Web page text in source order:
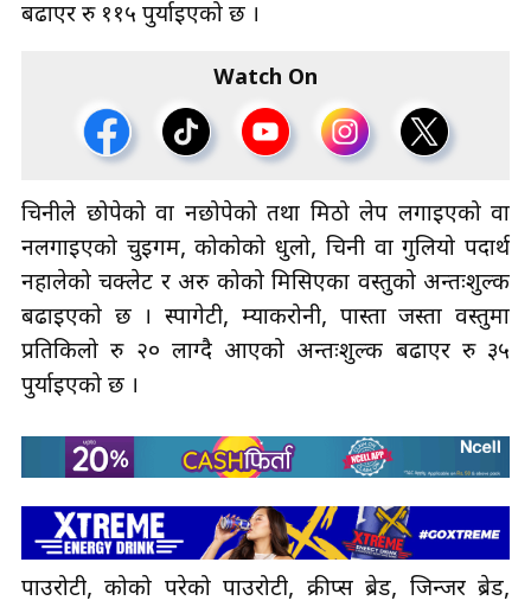
बढाएर रु ११५ पुर्याइएको छ ।
Watch On
चिनीले छोपेको वा नछोपेको तथा मिठो लेप लगाइएको वा
नलगाइएको चुइगम, कोकोको धुलो, चिनी वा गुलियो पदार्थ
नहालेको चक्लेट र अरु कोको मिसिएका वस्तुको अन्तःशुल्क
बढाइएकाे छ । स्पागेटी, म्याकरोनी, पास्ता जस्ता वस्तुमा
प्रतिकिलो रु २० लाग्दै आएको अन्तःशुल्क बढाएर रु ३५
पुर्याइएको छ ।
पाउरोटी, कोको परेको पाउरोटी, क्रीप्स ब्रेड, जिन्जर ब्रेड,